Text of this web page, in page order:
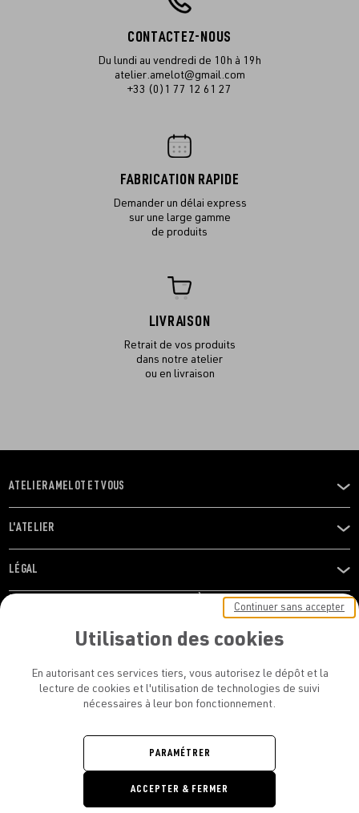
CONTACTEZ-NOUS
Du lundi au vendredi de 10h à 19h
atelier.amelot@gmail.com
+33 (0)1 77 12 61 27
FABRICATION RAPIDE
Demander un délai express
sur une large gamme
de produits
LIVRAISON
Retrait de vos produits
dans notre atelier
ou en livraison
OUVRIR
LE
MENU
ATELIER AMELOT ET VOUS
OUVRIR
LE
MENU
L'ATELIER
OUVRIR
LE
LÉGAL
RESTONS EN CONTACT ! ABONNEZ-VOUS À NOTRE
conditions d’utilisation de l’Atelier Amelot
ATELIER AMELOT - TOUS DROITS
Retrouvez
Retrouvez
Utilisation des cookies
En autorisant ces services tiers, vous autorisez le dépôt et la
lecture de cookies et l'utilisation de technologies de suivi
nécessaires à leur bon fonctionnement.
Continuer sans accepter
PARAMÉTRER
ACCEPTER & FERMER